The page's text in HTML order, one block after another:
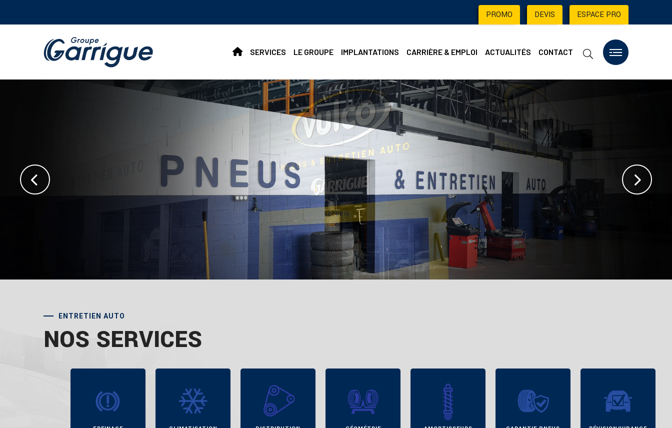
PROMO | DEVIS | ESPACE PRO
SERVICES LE GROUPE IMPLANTATIONS CARRIÈRE & EMPLOI ACTUALITÉS CONTACT
Nos services
Spécialistes de l’entretien auto toutes marques
DEMANDEZ UN DEVIS
ENTRETIEN AUTO
NOS SERVICES